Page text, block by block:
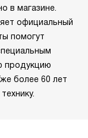
в магазине.
официальный
помогут
продукцию
более 60 лет